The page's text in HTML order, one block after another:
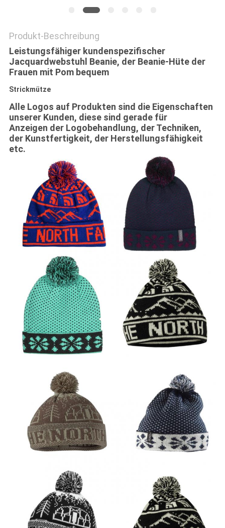
Produkt-Beschreibung
Leistungsfähiger kundenspezifischer
Jacquardwebstuhl Beanie, der Beanie-Hüte der
Frauen mit Pom bequem
Strickmütze
Alle Logos auf Produkten sind die Eigenschaften
unserer Kunden, diese sind gerade für
Anzeigen der Logobehandlung, der Techniken,
der Kunstfertigkeit, der Herstellungsfähigkeit
etc.